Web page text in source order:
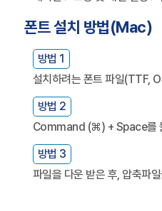
폰트 설치 방법(Mac)
방법 1
설치하려는 폰트 파일(TTF,
방법 2
Command (⌘) + Space를 눌
방법 3
파일을 다운 받은 후, 압축파